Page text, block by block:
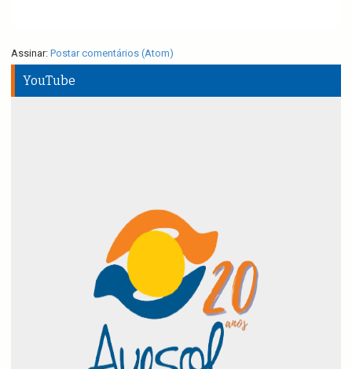
Assinar: Postar comentários (Atom)
YouTube